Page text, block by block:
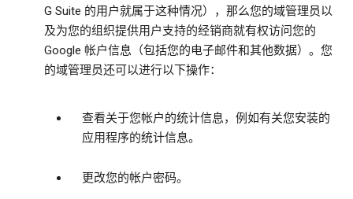
G Suite 的用户就属于这种情况），那么您的域管理员以
及为您的组织提供用户支持的经销商就有权访问您的
Google 帐户信息（包括您的电子邮件和其他数据）。您
的域管理员还可以进行以下操作：
查看关于您帐户的统计信息，例如有关您安装的
应用程序的统计信息。
更改您的帐户密码。